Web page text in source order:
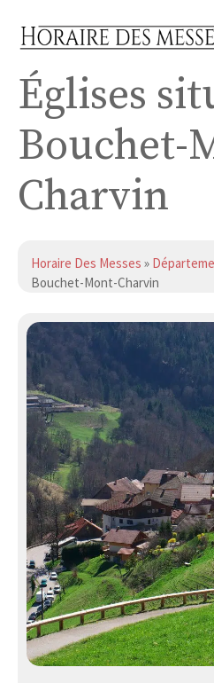
Églises
Bouchet-
Charvin
Horaire Des Messes »
Bouchet-Mont-Charvin